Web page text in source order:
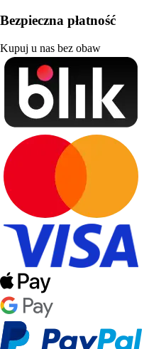
Bezpieczna płatność
Kupuj u nas bez obaw